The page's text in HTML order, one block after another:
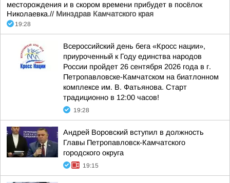
месторождения и в скором времени прибудет в посёлок
Николаевка.// Минздрав Камчатского края
19:28
Всероссийский день бега «Кросс нации»,
приуроченный к Году единства народов
России пройдет 26 сентября 2026 года в г.
Петропавловске-Камчатском на биатлонном
комплексе им. В. Фатьянова. Старт
традиционно в 12:00 часов!
19:28
Андрей Воровский вступил в должность
Главы Петропавловск-Камчатского
городского округа
19:15